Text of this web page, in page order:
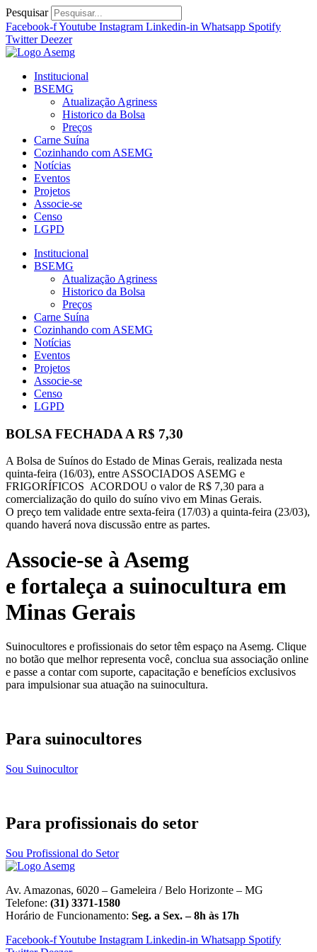
Ir
para
o
conteúdo
Pesquisar
Facebook-fYoutube Instagram Linkedin-in Whatsapp Spotify
Twitter Deezer
Institucional
BSEMG
Atualização Agriness
Historico da Bolsa
Preços
Carne Suína
Cozinhando com ASEMG
Notícias
Eventos
Projetos
Associe-se
Censo
LGPD
Institucional
BSEMG
Atualização Agriness
Historico da Bolsa
Preços
Carne Suína
Cozinhando com ASEMG
Notícias
Eventos
Projetos
Associe-se
Censo
LGPD
BOLSA FECHADA A R$ 7,30
A Bolsa de Suínos do Estado de Minas Gerais, realizada nesta
quinta-feira (16/03), entre ASSOCIADOS ASEMG e
FRIGORÍFICOS ACORDOU o valor de R$ 7,30 para a
comercialização do quilo do suíno vivo em Minas Gerais.
O preço tem validade entre sexta-feira (17/03) a quinta-feira (23/03),
quando haverá nova discussão entre as partes.
Associe-se à Asemg
e fortaleça a suinocultura em
Minas Gerais
Suinocultores e profissionais do setor têm espaço na Asemg. Clique
no botão que melhor representa você, conclua sua associação online
e passe a contar com suporte, capacitação e benefícios exclusivos
para impulsionar sua atuação na suinocultura.
Para suinocultores
Sou Suinocultor
Para profissionais do setor
Sou Profissional do Setor
Av. Amazonas, 6020 – Gameleira / Belo Horizonte – MG
Telefone: (31) 3371-1580
Horário de Funcionamento: Seg. a Sex. – 8h às 17h
Facebook-fYoutube Instagram Linkedin-in Whatsapp Spotify